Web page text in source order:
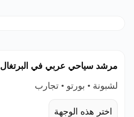
مرشد سياحي عربي في البرتغال
لشبونة • بورتو • تجارب
اختر هذه الوجهة